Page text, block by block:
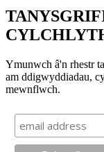
Ymunwch â'n rhestr
am ddigwyddiadau,
mewnflwch.